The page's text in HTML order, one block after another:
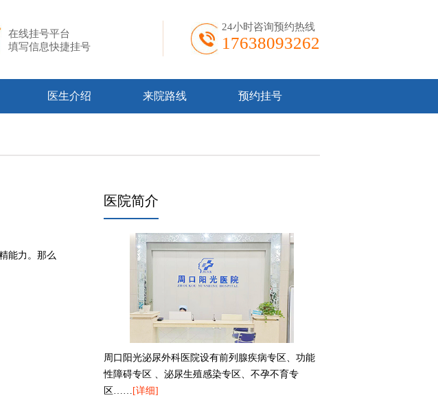
在线挂号平台
填写信息快捷挂号
24小时咨询预约热线
17638093262
医生介绍 来院路线 预约挂号
能力。那么
医院简介
周口阳光泌尿外科医院设有前列腺疾病专区、功能
性障碍专区 、泌尿生殖感染专区、不孕不育专
区…… [详细]